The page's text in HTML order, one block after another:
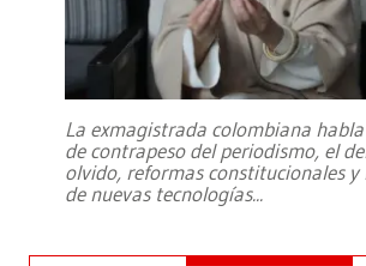
La exmagistrada colombiana
de contrapeso del periodismo, el
olvido, reformas constitucionales y
de nuevas tecnologías...